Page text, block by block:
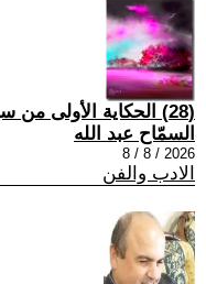
(28) الحكاية الأولى من سيرتي الذاتية، 24
السمّاح عبد الله
2026 / 8 / 8
الادب والفن